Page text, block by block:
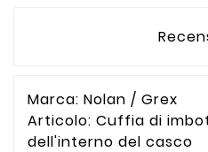
Marca: Nolan / Grex
Articolo: Cuffia di
dell'interno del casco